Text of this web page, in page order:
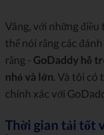
Vâng, với những
thể nói rằng các
rằng - GoDaddy hỗ
nhỏ và lớn. Và tôi có
chính xác với
Thời gian tải tốt